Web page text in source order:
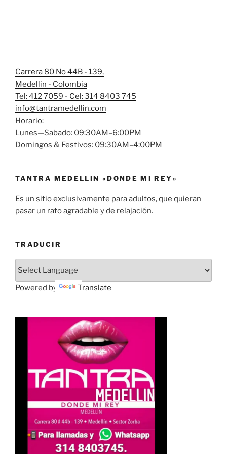
Carrera 80 No 44B - 139,
Medellin - Colombia
Tel: 412 7059 - Cel: 314 8403 745
info@tantramedellin.com
Horario:
Lunes—Sabado: 09:30AM–6:00PM
Domingos & Festivos: 09:30AM–4:00PM
TANTRA MEDELLIN «DONDE MI REY»
Es un sitio exclusivamente para adultos, que quieran
pasar un rato agradable y de relajación.
TRADUCIR
Powered by Translate